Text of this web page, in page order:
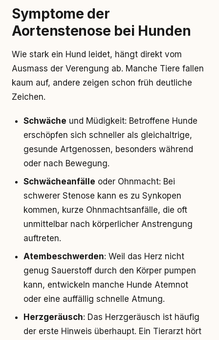
Symptome der
Aortenstenose bei Hunden
Wie stark ein Hund leidet, hängt direkt vom
Ausmass der Verengung ab. Manche Tiere fallen
kaum auf, andere zeigen schon früh deutliche
Zeichen.
Schwäche und Müdigkeit: Betroffene Hunde
erschöpfen sich schneller als gleichaltrige,
gesunde Artgenossen, besonders während
oder nach Bewegung.
Schwächeanfälle oder Ohnmacht: Bei
schwerer Stenose kann es zu Synkopen
kommen, kurze Ohnmachtsanfälle, die oft
unmittelbar nach körperlicher Anstrengung
auftreten.
Atembeschwerden: Weil das Herz nicht
genug Sauerstoff durch den Körper pumpen
kann, entwickeln manche Hunde Atemnot
oder eine auffällig schnelle Atmung.
Herzgeräusch: Das Herzgeräusch ist häufig
der erste Hinweis überhaupt. Ein Tierarzt hört